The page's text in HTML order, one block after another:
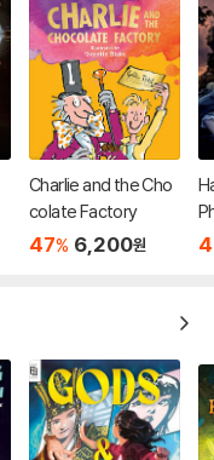
Charlie and the Cho
colate Factory
47% 6,200원
(